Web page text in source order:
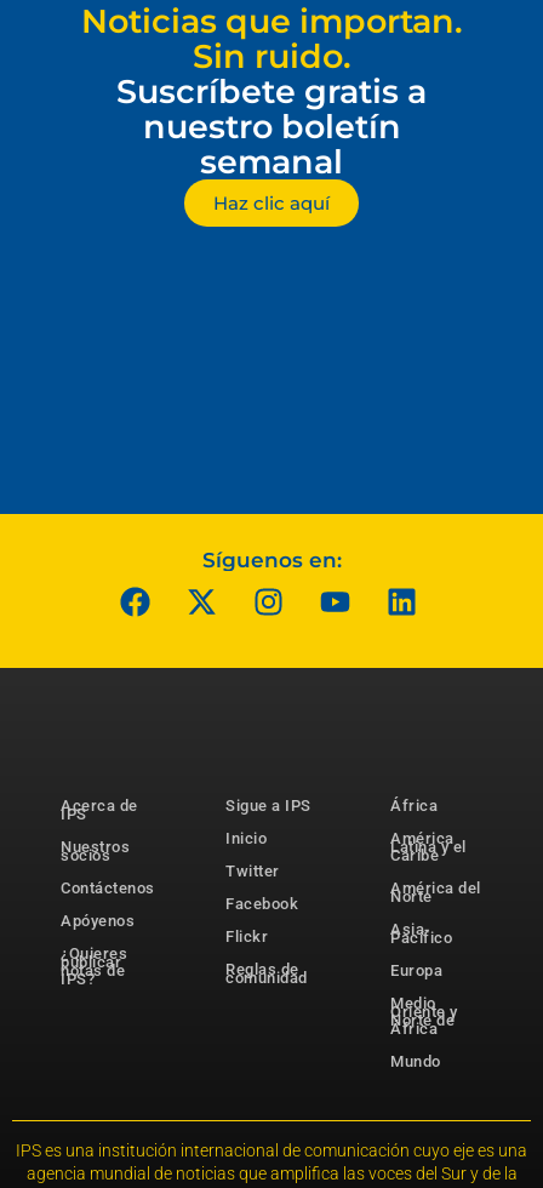
Noticias que importan.
Sin ruido.
Suscríbete gratis a
nuestro boletín
semanal
Haz clic aquí
Síguenos en:
Acerca de
IPS
Nuestros
socios
Contáctenos
Apóyenos
¿Quieres
publicar
notas de
IPS?
Sigue a IPS
Inicio
Twitter
Facebook
Flickr
Reglas de
comunidad
África
América
Latina y el
Caribe
América del
Norte
Asia-
Pacífico
Europa
Medio
Oriente y
Norte de
África
Mundo
IPS es una institución internacional de comunicación cuyo eje es una
agencia mundial de noticias que amplifica las voces del Sur y de la